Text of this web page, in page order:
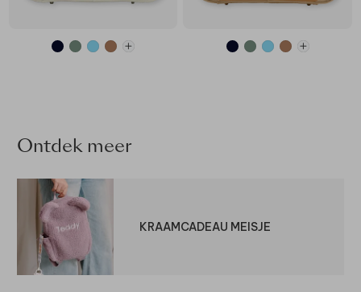
Ontdek meer
KRAAMCADEAU MEISJE